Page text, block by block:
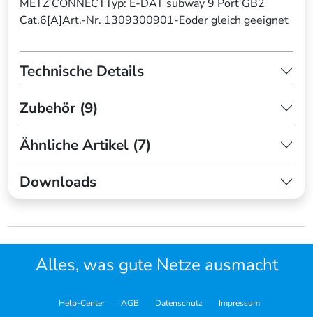
METZ CONNECTTyp: E-DAT subway 9 Port GB2
Cat.6[A]Art.-Nr. 1309300901-Eoder gleich geeignet
Technische Details
Zubehör (9)
Ähnliche Artikel (7)
Downloads
Alles, was gute Netze ausmacht
Help-Center AGB Datenschutz Impressum